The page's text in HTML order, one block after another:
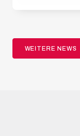
WEITERE NEWS